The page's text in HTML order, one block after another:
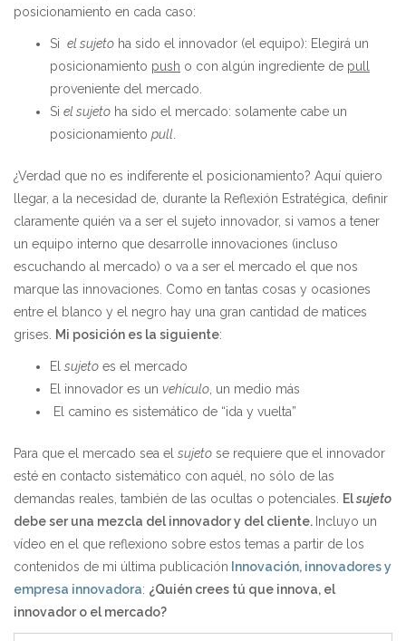
posicionamiento en cada caso:
Si el sujeto ha sido el innovador (el equipo): Elegirá un
posicionamiento push o con algún ingrediente de pull
proveniente del mercado.
Si el sujeto ha sido el mercado: solamente cabe un
posicionamiento pull
¿Verdad que no es indiferente el posicionamiento? Aquí quiero
llegar, a la necesidad de, durante la Reflexión Estratégica, definir
claramente quién va a ser el sujeto innovador, si vamos a tener
un equipo interno que desarrolle innovaciones (incluso
escuchando al mercado) o va a ser el mercado el que nos
marque las innovaciones. Como en tantas cosas y ocasiones
entre el blanco y el negro hay una gran cantidad de matices
grises.
Mi posición es la siguiente:
El sujeto es el mercado
El innovador es un vehículo , un medio más
El camino es sistemático de “ida y vuelta”
Para que el mercado sea el sujeto se requiere que el innovador
esté en contacto sistemático con aquél, no sólo de las
demandas reales, también de las ocultas o potenciales.
Elsujeto
debe ser una mezcla del innovador y del cliente. Incluyo un
vídeo en el que reflexiono sobre estos temas a partir de los
contenidos de mi última publicación Innovación, innovadores y
empresa innovadora: ¿Quién crees tú que innova, el
innovador o el mercado?